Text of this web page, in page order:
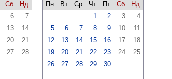
Сб
Нд
6
7
13
14
20
21
27
28
Пн
Вт Ср Чт Пт Сб
Нд
1
2 3
4
5
6 7 8 9 10
11
12
13 14 15 16 17
18
19
20 21 22 23 24
25
26
27 28 29 30